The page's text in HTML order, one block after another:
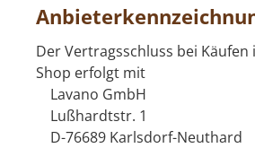
Der Vertragsschluss bei Käufen
Shop erfolgt mit
Lavano GmbH
Lußhardtstr. 1
D-76689 Karlsdorf-Neuthard